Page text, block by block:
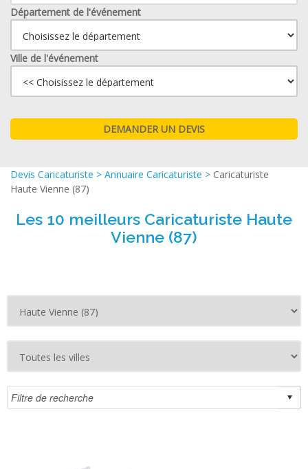
Département de l'événement
Ville de l'événement
Devis Caricaturiste > Annuaire Caricaturiste > Caricaturiste
Haute Vienne (87)
Les 10 meilleurs Caricaturiste Haute
Vienne (87)